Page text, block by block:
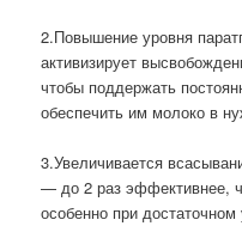
2.Повышение уровня
активизирует
чтобы поддержать
обеспечить им молоко в
3.Увеличивается
— до 2 раз эффективнее,
особенно при